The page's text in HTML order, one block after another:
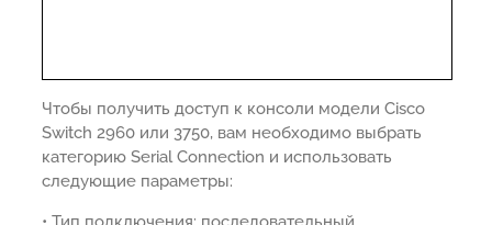
Чтобы получить доступ к консоли модели Cisco
Switch 2960 или 3750, вам необходимо выбрать
категорию Serial Connection и использовать
следующие параметры: